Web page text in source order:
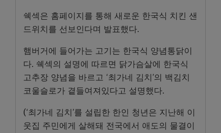
쉑섹은 홈페이지를 통해 새로운 한국식 치킨 샌
드위치를 선보인다며 발표했다.
햄버거에 들어가는 고기는 한국식 양념통닭이
다. 쉑섹의 설명에 따르면 닭가슴살에 한국식
고추장 양념을 바르고 ‘최가네 김치’의 백김치
코울슬로가 곁들여져있다고 설명했다.
(‘최가네 김치’를 설립한 한인 청년은 지난해 이
웃집 주민에게 살해돼 전국에서 애도의 물결이